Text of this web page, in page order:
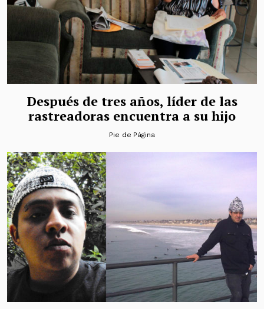
Después de tres años, líder de las
rastreadoras encuentra a su hijo
Pie de Página